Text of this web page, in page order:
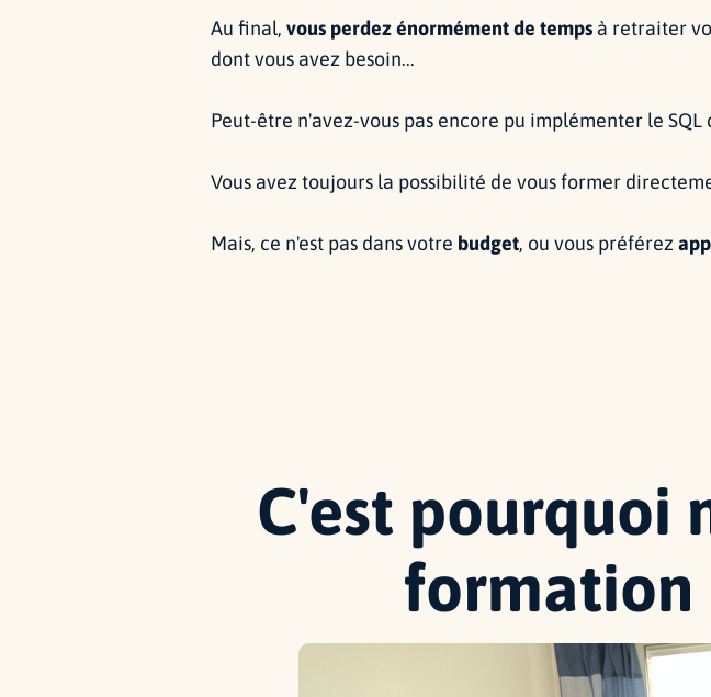
Au final, vous perdez énormément de temps à retraiter
dont vous avez besoin...
Peut-être n'avez-vous pas encore pu implémenter le SQL
Vous avez toujours la possibilité de vous former
Mais, ce n'est pas dans votre budget, ou vous préférez
C'est pourquoi
formation